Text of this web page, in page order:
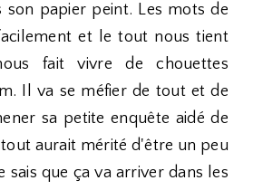
son papier peint. Les mots de
et le tout nous tient
fait vivre de chouettes
Il va se méfier de tout et de
sa petite enquête aidé de
aurait mérité d'être un peu
sais que ça va arriver dans les